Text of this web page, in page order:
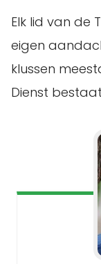
Elk lid van de
eigen
klussen
Dienst